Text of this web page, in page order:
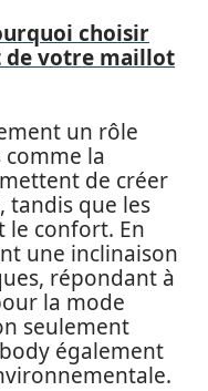
choisir
de votre maillot
un rôle
comme la
de créer
tandis que les
le confort. En
une inclinaison
répondant à
la mode
seulement
également